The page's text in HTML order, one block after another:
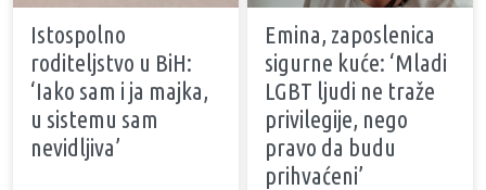
Istospolno
roditeljstvo u BiH:
‘Iako sam i ja majka,
u sistemu sam
nevidljiva’
Emina, zaposlenica
sigurne kuće: ‘Mladi
LGBT ljudi ne traže
privilegije, nego
pravo da budu
prihvaćeni’